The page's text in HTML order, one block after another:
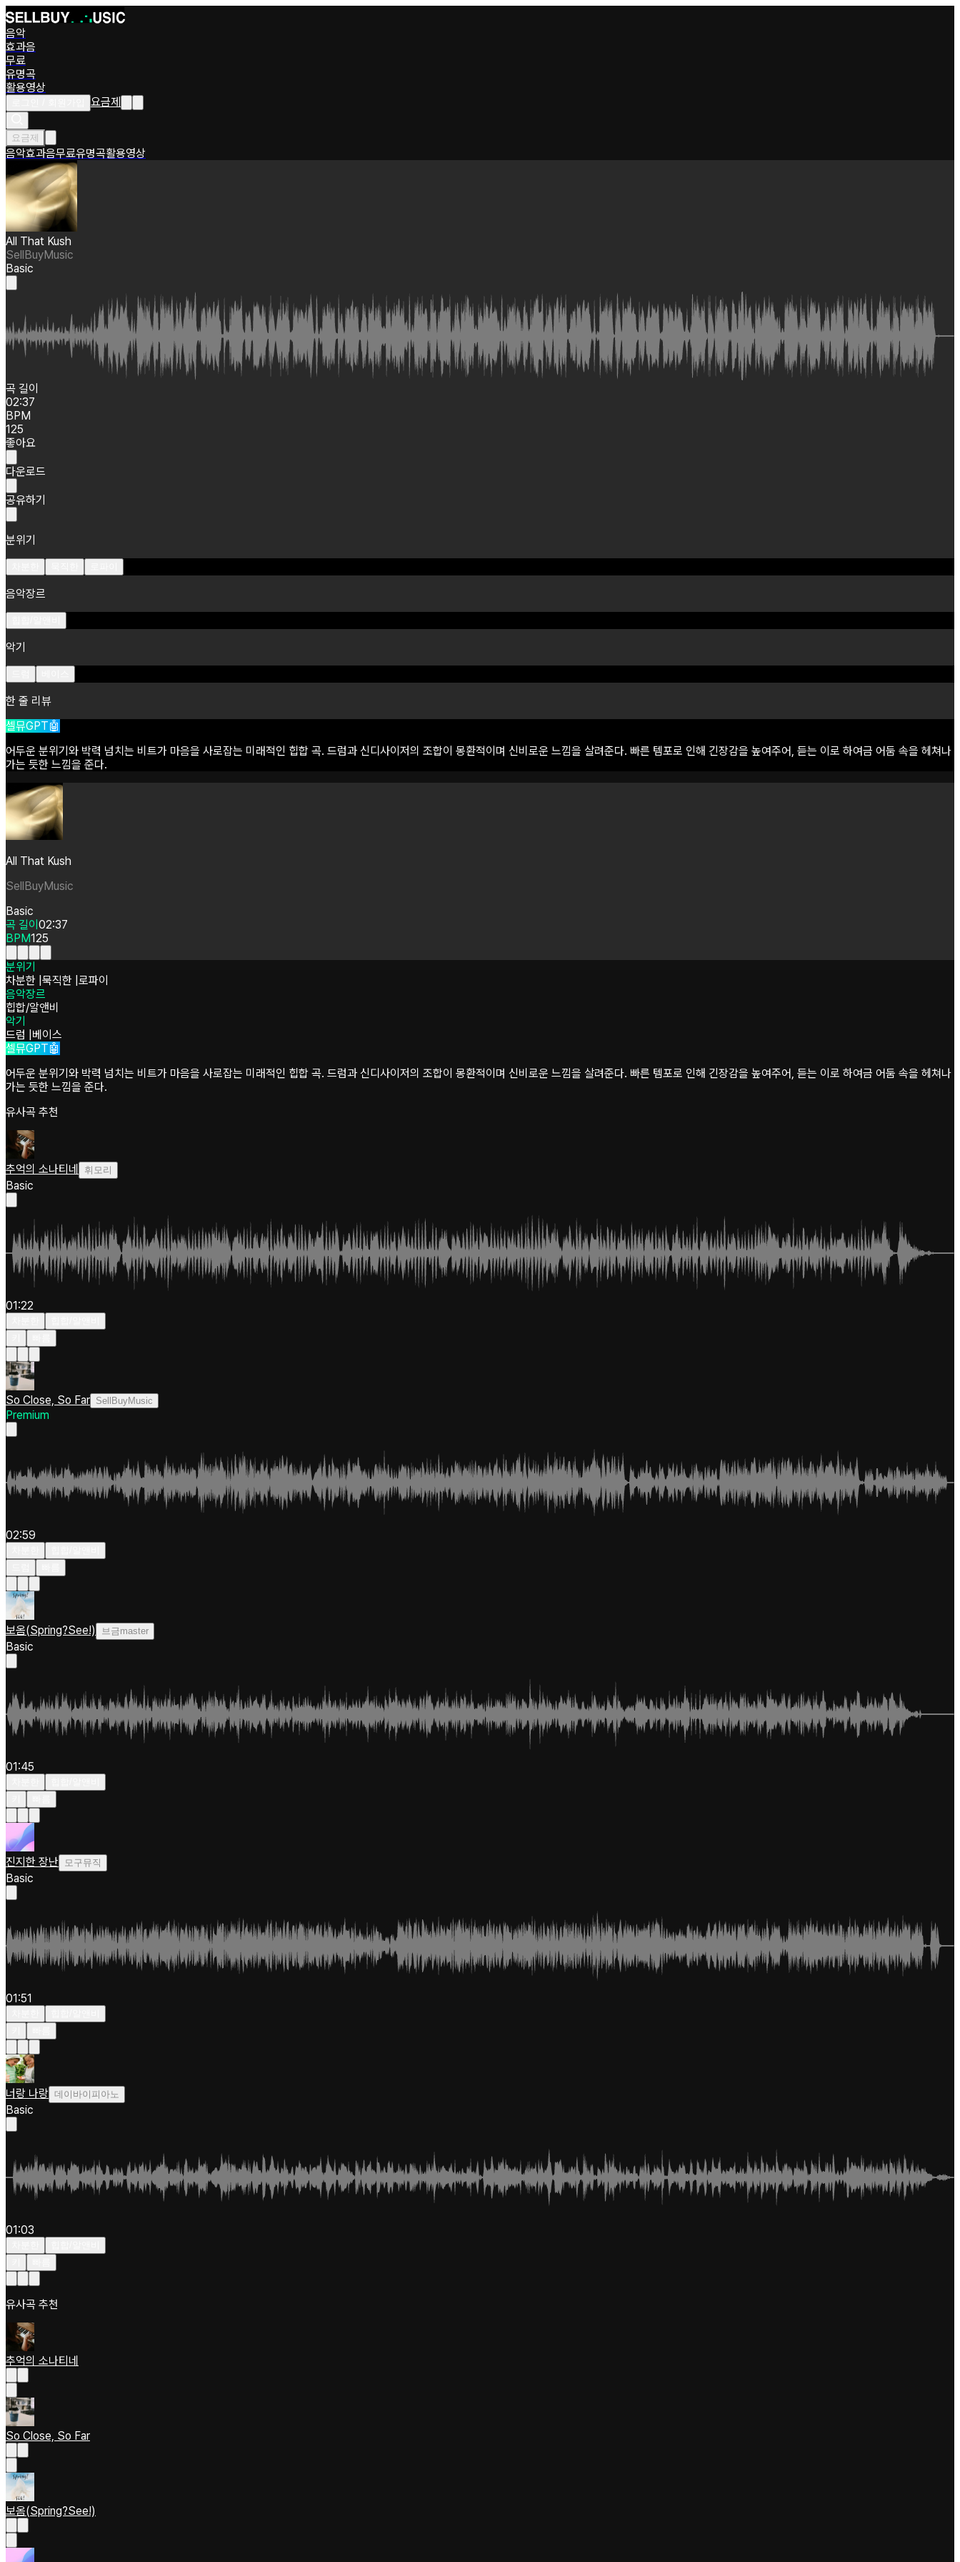
음악
효과음
무료
유명곡
활용영상
요금제
요금제
음악효과음무료유명곡활용영상
All That Kush
SellBuyMusic
Basic
곡 길이
02:37
BPM
125
좋아요
다운로드
공유하기
분위기
음악장르
악기
한 줄 리뷰
셀뮤GPT🤖
어두운 분위기와 박력 넘치는 비트가 마음을 사로잡는 미래적인 힙합 곡. 드럼과 신디사이저의 조합이 몽환적이며 신비로운 느낌을 살려준다. 빠른 템포로 인해 긴장감을 높여주어, 듣는 이로 하여금 어둠 속을 헤쳐나
가는 듯한 느낌을 준다.
All That Kush
SellBuyMusic
Basic
곡 길이 02:37
BPM125
분위기
차분한 묵직한 로파이
음악장르
힙합/알앤비
악기
드럼
베이스
셀뮤GPT🤖
어두운 분위기와 박력 넘치는 비트가 마음을 사로잡는 미래적인 힙합 곡. 드럼과 신디사이저의 조합이 몽환적이며 신비로운 느낌을 살려준다. 빠른 템포로 인해 긴장감을 높여주어, 듣는 이로 하여금 어둠 속을 헤쳐나
가는 듯한 느낌을 준다.
유사곡 추천
추억의 소나티네 휘모리
Basic
01:22
So Close, So Far SellBuyMusic
Premium
02:59
보옴(Spring?See!) 브금master
Basic
01:45
진지한 장난 모구뮤직
Basic
01:51
너랑 나랑 데이바이피아노
Basic
01:03
유사곡 추천
추억의 소나티네
So Close, So Far
보옴(Spring?See!)